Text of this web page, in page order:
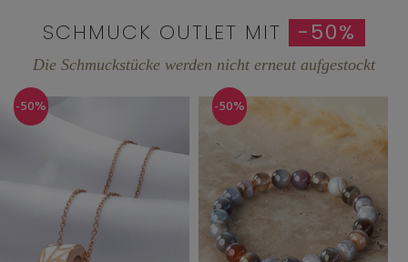
SCHMUCK OUTLET MIT -50%
Die Schmuckstücke werden nicht erneut aufgestockt
-50% -50%